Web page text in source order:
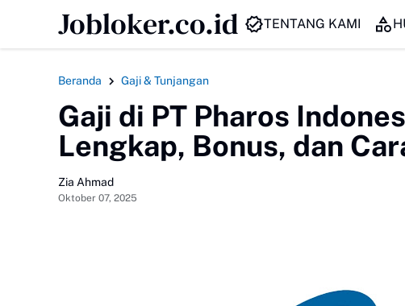
HEADLINE
Jobloker.co.id TENTANG KAMI
Beranda Gaji & Tunjangan
Gaji di PT Pharos
Lengkap, Bonus, dan
Zia Ahmad
Oktober 07, 2025